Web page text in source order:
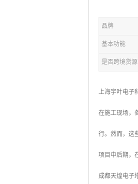
品牌
基本功能
是否跨境货源
上海宇叶电子
在施工现场，
行。然而，这
项目中后期，
成都天煌电子